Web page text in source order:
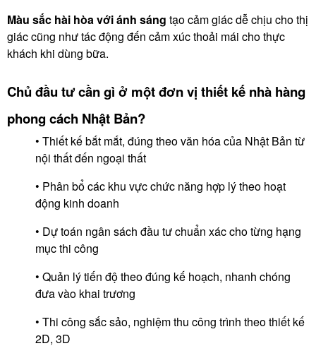
Màu sắc hài hòa với ánh sáng tạo cảm giác dễ chịu cho thị
giác cũng như tác động đến cảm xúc thoải mái cho thực
khách khi dùng bữa.
Chủ đầu tư cần gì ở một đơn vị thiết kế nhà hàng
phong cách Nhật Bản?
• Thiết kế bắt mắt, đúng theo văn hóa của Nhật Bản từ
nội thất đến ngoại thất
• Phân bổ các khu vực chức năng hợp lý theo hoạt
động kinh doanh
• Dự toán ngân sách đầu tư chuẩn xác cho từng hạng
mục thi công
• Quản lý tiến độ theo đúng kế hoạch, nhanh chóng
đưa vào khai trương
• Thi công sắc sảo, nghiệm thu công trình theo thiết kế
2D, 3D